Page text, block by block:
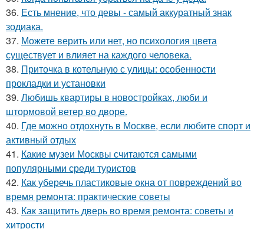
36. Есть мнение, что девы - самый аккуратный знак
зодиака.
37. Можете верить или нет, но психология цвета
существует и влияет на каждого человека.
38. Приточка в котельную с улицы: особенности
прокладки и установки
39. Любишь квартиры в новостройках, люби и
штормовой ветер во дворе.
40. Где можно отдохнуть в Москве, если любите спорт и
активный отдых
41. Какие музеи Москвы считаются самыми
популярными среди туристов
42. Как уберечь пластиковые окна от повреждений во
время ремонта: практические советы
43. Как защитить дверь во время ремонта: советы и
хитрости